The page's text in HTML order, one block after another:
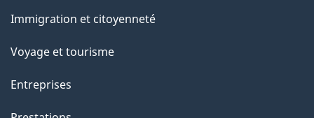
a
p
a
g
sujets
Immigration et citoyenneté
Voyage et tourisme
Entreprises